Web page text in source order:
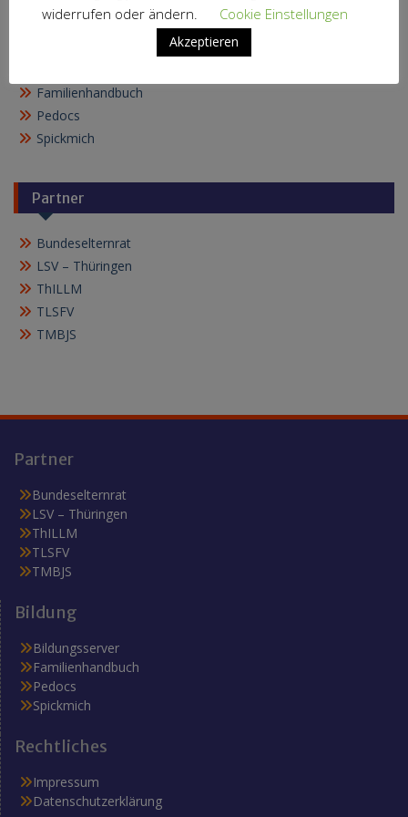
Bildung
Familienhandbuch
Pedocs
Spickmich
Partner
Bundeselternrat
LSV – Thüringen
ThILLM
TLSFV
TMBJS
Partner
Bundeselternrat
LSV – Thüringen
ThILLM
TLSFV
TMBJS
Bildung
Bildungsserver
Familienhandbuch
Pedocs
Spickmich
Rechtliches
Impressum
Datenschutzerklärung
widerrufen oder ändern.
Cookie Einstellungen
Akzeptieren